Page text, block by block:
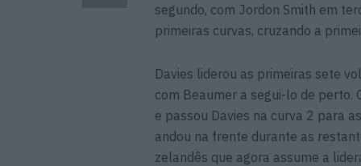
segundo, com Jordon Smith em
primeiras curvas, cruzando a
Davies liderou as primeiras sete
com Beaumer a segui-lo de perto.
e passou Davies na curva 2 para
andou na frente durante as
zelandês que agora assume a